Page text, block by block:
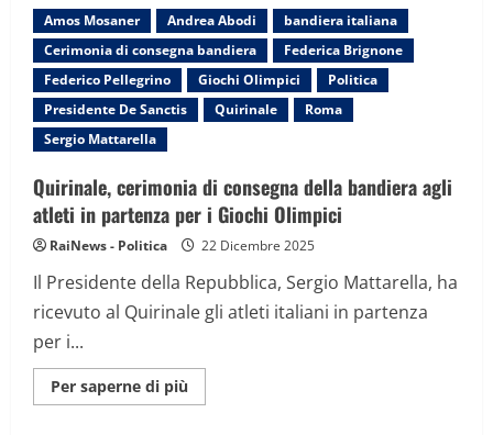
chiede
al
Pd
di
rimuovere
il
post
sul
“Dispiaciuti
per
fraintendimento”
Amos Mosaner Andrea Abodi
bandiera italiana
Cerimonia di consegna bandiera
Federica Brignone
Federico Pellegrino
Giochi Olimpici
Politica
Presidente De Sanctis
Quirinale
Roma
Sergio Mattarella
Quirinale, cerimonia di consegna della bandiera agli
atleti in partenza per i Giochi Olimpici
RaiNews - Politica 22 Dicembre 2025
Il Presidente della Repubblica, Sergio Mattarella, ha
ricevuto al Quirinale gli atleti italiani in partenza
per i...
Per saperne di più
informazioni